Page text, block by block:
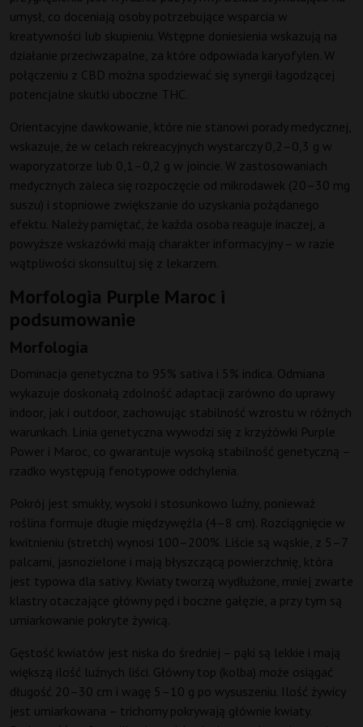
umysł, co doceniają osoby potrzebujące wsparcia w
kreatywności lub skupieniu. Wstępne doniesienia wskazują na
działanie przeciwzapalne, za które odpowiada karyofylen. W
połączeniu z CBD można spodziewać się synergii łagodzącej
potencjalne skutki uboczne THC.
Orientacyjne dawkowanie, które nie stanowi porady medycznej,
wskazuje, że w celach rekreacyjnych wystarczy 0,2–0,3 g w
waporyzatorze lub 0,1–0,2 g w joincie. W zastosowaniach
medycznych zaleca się rozpoczęcie od mikrodawek (20–30 mg
suszu) i stopniowe zwiększanie do uzyskania pożądanego
efektu. Należy pamiętać, że każda osoba reaguje inaczej, a
powyższe wskazówki mają charakter informacyjny – w razie
wątpliwości skonsultuj się z lekarzem.
Morfologia Purple Maroc i
podsumowanie
Morfologia
Dominacja genetyczna to 95% sativa i 5% indica. Odmiana
wykazuje doskonałą zdolność adaptacji zarówno do uprawy
indoor, jak i outdoor, zachowując stabilność wzrostu w różnych
warunkach. Linia genetyczna wywodzi się z krzyżówki Purple
Power i Maroc, co gwarantuje wysoką stabilność genetyczną –
rzadko występują fenotypowe odchylenia.
Pokrój jest smukły, wysoki i stosunkowo luźny, ponieważ
roślina formuje długie międzywęźla (4–8 cm). Rozciągnięcie w
kwitnieniu (stretch) wynosi 100–200%. Liście są wąskie, z 5–7
palcami, jasnozielone i mają błyszczącą powierzchnię, która
jest typowa dla sativy. Kwiaty tworzą wydłużone, mniej zwarte
klastry otaczające główny pęd i boczne gałęzie, a przy tym są
umiarkowanie pokryte żywicą.
Gęstość kwiatów jest niska do średniej – pąki są lekkie i mają
większą ilość luźnych liści. Główny top (kolba) może osiągać
długość 20–30 cm i wagę 5–10 g po wysuszeniu. Ilość żywicy
jest umiarkowana – trichomy pokrywają głównie kwiaty.